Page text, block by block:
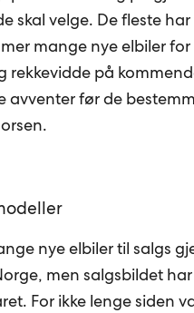
skal velge. De fleste
mange nye elbiler
rekkevidde på
avventer før de
nye elbiler til salgs
men salgsbildet
For ikke lenge siden